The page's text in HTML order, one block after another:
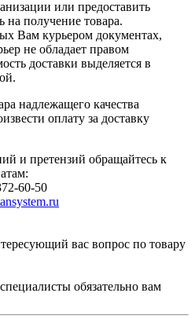
или предоставить
на получение товара.
Вам курьером документах,
не обладает правом
доставки выделяется в
надлежащего качества
оплату за доставку
и претензий обращайтесь к
60-50
вас вопрос по товару
обязательно вам